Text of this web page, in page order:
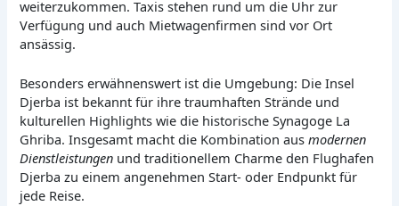
weiterzukommen. Taxis stehen rund um die Uhr zur
Verfügung und auch Mietwagenfirmen sind vor Ort
ansässig.
Besonders erwähnenswert ist die Umgebung: Die Insel
Djerba ist bekannt für ihre traumhaften Strände und
kulturellen Highlights wie die historische Synagoge La
Ghriba. Insgesamt macht die Kombination ausmodernen
Dienstleistungen und traditionellem Charme den Flughafen
Djerba zu einem angenehmen Start- oder Endpunkt für
jede Reise.